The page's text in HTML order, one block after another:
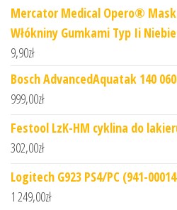
Mercator Medical Opero®
Włókniny Gumkami Typ Ii
9,90zł
Bosch AdvancedAquatak 140
999,00zł
Festool LzK-HM cyklina do
302,00zł
Logitech G923 PS4/PC (941-
1 249,00zł